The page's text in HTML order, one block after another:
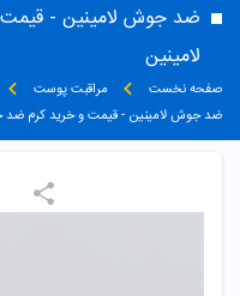
ضد جوش لامینین -
لامینین
صفحه نخست مراقبت پوست
ضد جوش لامینین - قیمت و خرید کرم ضد